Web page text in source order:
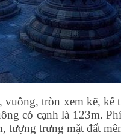
tròn xem kẽ, kế
có cạnh là 123m.
tượng trưng mặt đất